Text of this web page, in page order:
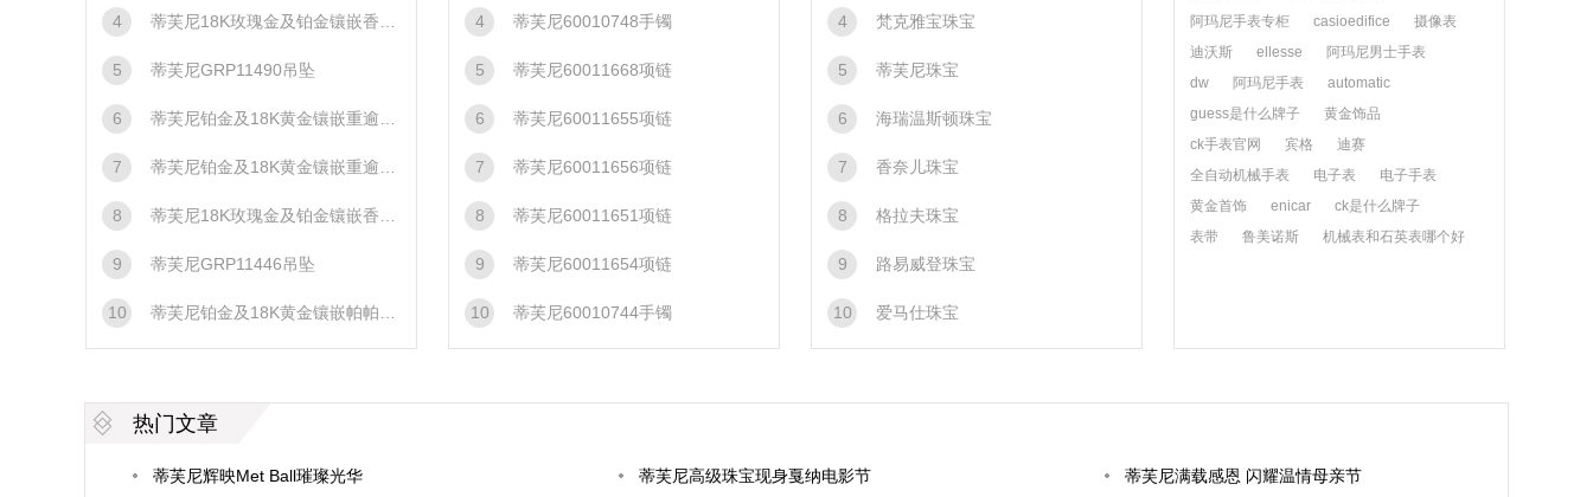
4 蒂芙尼18K玫瑰金及铂金镶嵌香槟色巴洛克天然野生珍珠，香槟色钻石，钻石及红宝石胸针胸针
5 蒂芙尼GRP11490吊坠
6 蒂芙尼铂金及18K黄金镶嵌重逾5克拉钻石，重逾6克拉浓彩黄钻，粉色蓝宝石及钻石“石上鸟”耳环耳饰
7 蒂芙尼铂金及18K黄金镶嵌重逾5克拉钻石，重逾5克拉浓彩黄钻，粉色蓝宝石及钻石“石上鸟”项链项链
8 蒂芙尼18K玫瑰金及铂金镶嵌香槟色巴洛克天然野生珍珠，香槟色钻石，钻石及红宝石胸针胸针
9 蒂芙尼GRP11446吊坠
10 蒂芙尼铂金及18K黄金镶嵌帕帕拉恰蓝宝石与坦桑尼亚umba蓝宝石，白色欧泊，红碧玺及钻石胸针胸针
4 蒂芙尼60010748手镯
5 蒂芙尼60011668项链
6 蒂芙尼60011655项链
7 蒂芙尼60011656项链
8 蒂芙尼60011651项链
9 蒂芙尼60011654项链
10 蒂芙尼60010744手镯
4 梵克雅宝珠宝
5 蒂芙尼珠宝
6 海瑞温斯顿珠宝
7 香奈儿珠宝
8 格拉夫珠宝
9 路易威登珠宝
10 爱马仕珠宝
阿玛尼手表专柜
casioedifice
摄像表
迪沃斯
ellesse
阿玛尼男士手表
dw
阿玛尼手表
automatic
guess是什么牌子
黄金饰品
ck手表官网
宾格
迪赛
全自动机械手表
电子表
电子手表
黄金首饰
enicar
ck是什么牌子
表带
鲁美诺斯 机械表和石英表哪个好
热门文章
蒂芙尼辉映Met Ball璀璨光华 蒂芙尼高级珠宝现身戛纳电影节 蒂芙尼满载感恩 闪耀温情母亲节